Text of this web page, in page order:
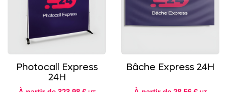
Photocall Express
24H
Bâche Express 24H